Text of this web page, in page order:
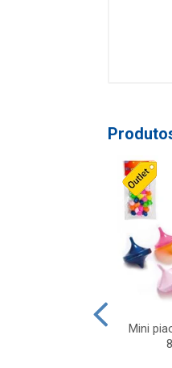
Mini